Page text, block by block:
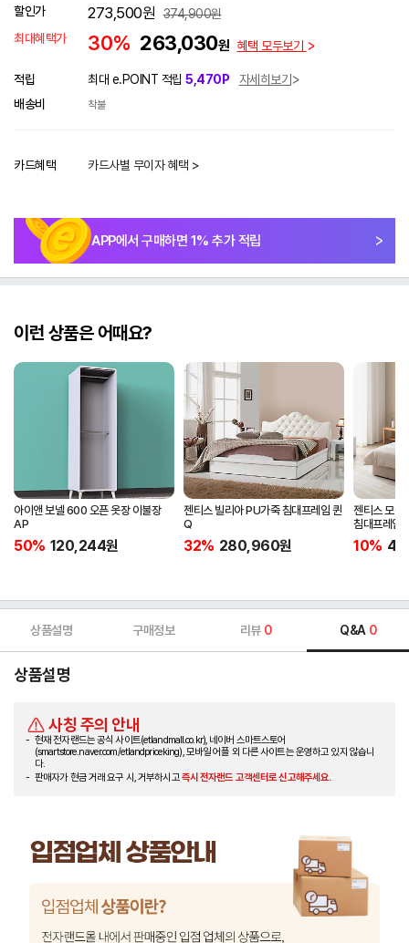
할인가 273,500원 374,900원
최대혜택가
30% 263,030원 혜택 모두보기
적립 최대 e.POINT 적립 5,470P
자세히보기
배송비
착불
카드혜택 카드사별 무이자 혜택 >
APP에서 구매하면 1% 추가 적립
이런 상품은 어때요?
아이앤 보넬 600 오픈 옷장 이불장
AP
50% 120,244원
젠티스 빌리아 PU가죽 침대프레임 퀸
Q
32% 280,960원
젠티스 모어
침대프레임
10%
상품설명 구매정보 리뷰 0 Q&A 0
상품설명
사칭 주의 안내
현재 전자랜드는 공식 사이트(etlandmall.co.kr), 네이버 스마트스토어
(smartstore.naver.com/etlandpriceking), 모바일 어플 외 다른 사이트는 운영하고 있지 않습니
다.
판매자가 현금 거래 요구 시, 거부하시고즉시 전자랜드 고객센터로 신고해주세요.